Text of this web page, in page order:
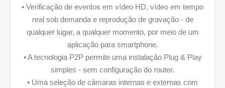
• Verificação de eventos em vídeo HD, vídeo em tempo
real sob demanda e reprodução de gravação - de
qualquer lugar, a qualquer momento, por meio de um
aplicação para smartphone.
• A tecnologia P2P permite uma instalação Plug & Play
simples - sem configuração do router.
• Uma seleção de câmaras internas e externas com